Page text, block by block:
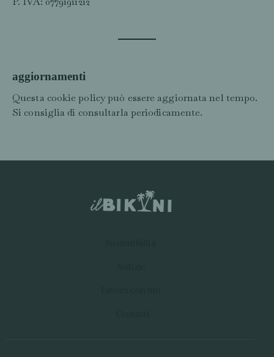
aggiornamenti
Questa cookie policy può essere aggiornata nel tempo.
Si consiglia di consultarla periodicamente.